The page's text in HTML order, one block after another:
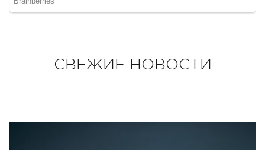
СВЕЖИЕ НОВОСТИ